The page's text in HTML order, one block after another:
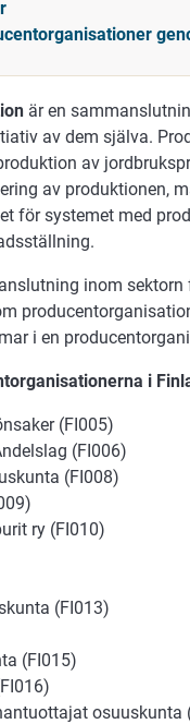
är en
av dem själva.
av
av produktionen,
för systemet med
inom
i en
i
(FI005)
(FI006)
(FI008)
ry (FI010)
(FI013)
(FI015)
osuuskunta